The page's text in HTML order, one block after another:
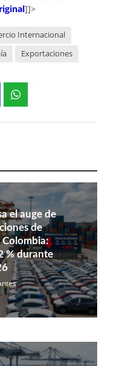
]]>
Internacional
Exportaciones
el auge de
de
% durante